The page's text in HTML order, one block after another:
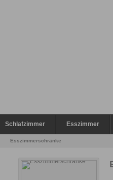
Schlafzimmer Esszimmer
Esszimmerschränke